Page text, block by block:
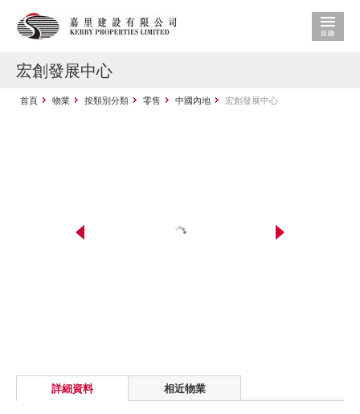
宏創發展中心
首頁 物業 按類別分類 零售 中國內地 宏創發展中心
詳細資料 相近物業